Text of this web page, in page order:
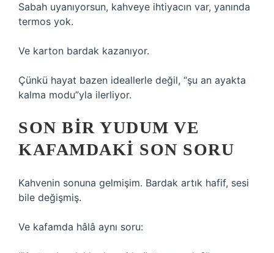
Sabah uyanıyorsun, kahveye ihtiyacın var, yanında
termos yok.
Ve karton bardak kazanıyor.
Çünkü hayat bazen ideallerle değil, “şu an ayakta
kalma modu”yla ilerliyor.
SON BIR YUDUM VE
KAFAMDAKI SON SORU
Kahvenin sonuna gelmişim. Bardak artık hafif, sesi
bile değişmiş.
Ve kafamda hâlâ aynı soru: